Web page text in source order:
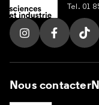
Tel. 01
Suivez nous sur
Suivez
Nous contacter